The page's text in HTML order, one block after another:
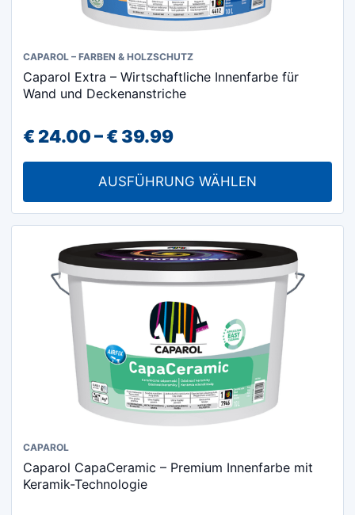
CAPAROL – FARBEN & HOLZSCHUTZ
Caparol Extra – Wirtschaftliche Innenfarbe für
Wand und Deckenanstriche
€24.00–€39.99Preisspanne:
€ 24.00
bis
€ 39.99
AUSFÜHRUNG WÄHLEN
Dieses
Produkt
weist
Varianten
auf.
können
Produktseite
gewählt
CAPAROL
Caparol CapaCeramic – Premium Innenfarbe mit
Keramik-Technologie
Dieses
Produkt
weist